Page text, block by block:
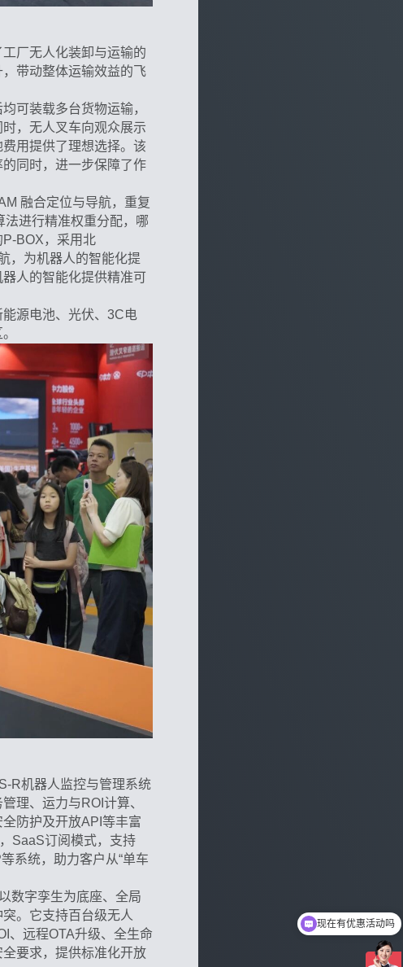
厂无人化装卸与运输的
带动整体运输效益的飞
可装载多台货物运输，
，无人叉车向观众展示
用提供了理想选择。该
同时，进一步保障了作
融合定位与导航，重复
进行精准权重分配，哪
BOX，采用北
，为机器人的智能化提
人的智能化提供精准可
源电池、光伏、3C电
R机器人监控与管理系统
理、运力与ROI计算、
防护及开放API等丰富
SaaS订阅模式，支持
系统，助力客户从“单车
数字孪生为底座、全局
。它支持百台级无人
、远程OTA升级、全生命
要求，提供标准化开放
可以介绍下你们的产品么